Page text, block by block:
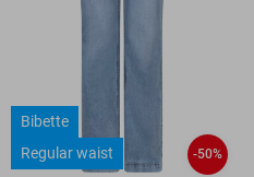
Bibette
Regular waist
-50%